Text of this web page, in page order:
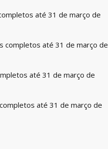
até 31 de março de
completos até 31 de março de
até 31 de março de
até 31 de março de